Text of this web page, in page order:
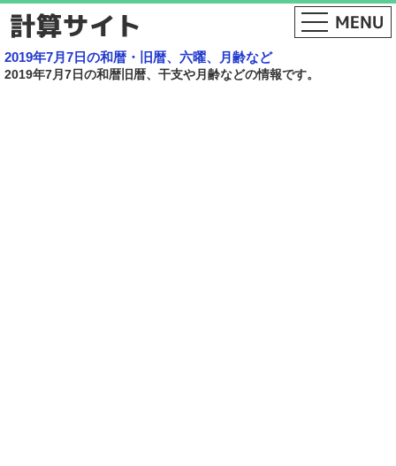
2019年7月7日の和暦・旧暦、六曜、月齢など
2019年7月7日の和暦旧暦、干支や月齢などの情報です。